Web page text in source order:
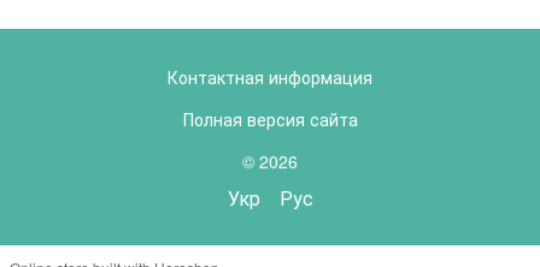
Контактная информация
Полная версия сайта
© 2026
Укр Рус